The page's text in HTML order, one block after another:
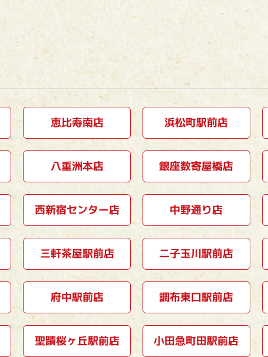
恵比寿南店 浜松町駅前店
八重洲本店 銀座数寄屋橋店
西新宿センター店 中野通り店
三軒茶屋駅前店 二子玉川駅前店
府中駅前店 調布東口駅前店
聖蹟桜ヶ丘駅前店 小田急町田駅前店